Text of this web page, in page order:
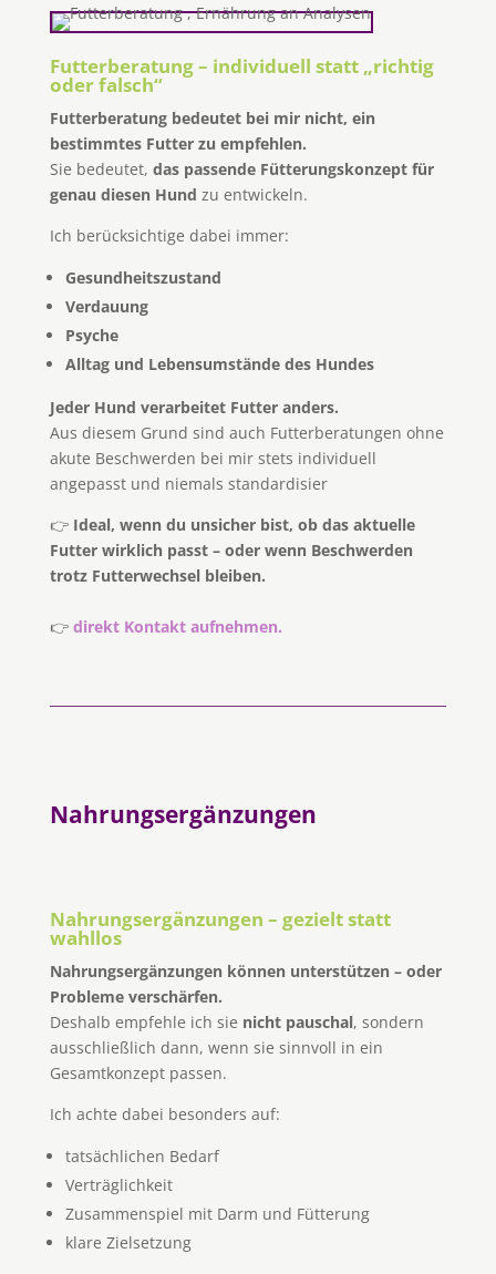
Futterberatung – individuell statt „richtig
oder falsch“
Futterberatung bedeutet bei mir nicht, ein
bestimmtes Futter zu empfehlen.
Sie bedeutet, das passende Fütterungskonzept für
genau diesen Hund zu entwickeln.
Ich berücksichtige dabei immer:
Gesundheitszustand
Verdauung
Psyche
Alltag und Lebensumstände des Hundes
Jeder Hund verarbeitet Futter anders.
Aus diesem Grund sind auch Futterberatungen ohne
akute Beschwerden bei mir stets individuell
angepasst und niemals standardisier
👉 Ideal, wenn du unsicher bist, ob das aktuelle
Futter wirklich passt – oder wenn Beschwerden
trotz Futterwechsel bleiben.
👉 direkt Kontakt aufnehmen.
Nahrungsergänzungen
Nahrungsergänzungen – gezielt statt
wahllos
Nahrungsergänzungen können unterstützen – oder
Probleme verschärfen.
Deshalb empfehle ich sie nicht pauschal, sondern
ausschließlich dann, wenn sie sinnvoll in ein
Gesamtkonzept passen.
Ich achte dabei besonders auf:
tatsächlichen Bedarf
Verträglichkeit
Zusammenspiel mit Darm und Fütterung
klare Zielsetzung